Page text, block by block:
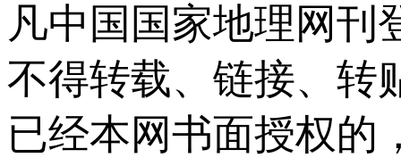
凡中国国家地理网刊
不得转载、链接、转
已经本网书面授权的